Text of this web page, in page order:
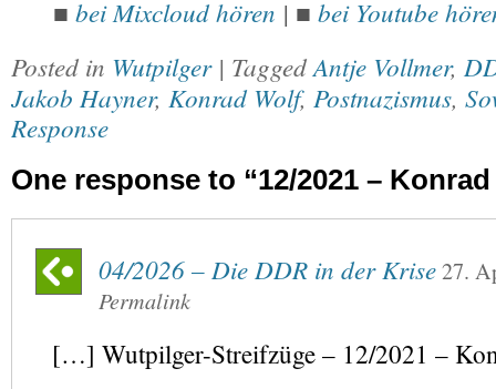
■ bei Mixcloud hören | ■ bei Youtube
Posted in Wutpilger | TaggedAntje Vollmer,
Jakob Hayner, Konrad Wolf, Postnazismus,
Response
One response to “12/2021 –
04/2026 – Die DDR in der Krise27.
Permalink
[…] Wutpilger-Streifzüge – 12/2021 –